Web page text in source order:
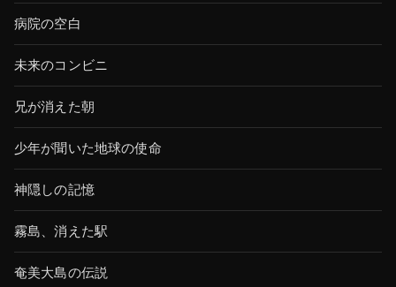
病院の空白
未来のコンビニ
兄が消えた朝
少年が聞いた地球の使命
神隠しの記憶
霧島、消えた駅
奄美大島の伝説